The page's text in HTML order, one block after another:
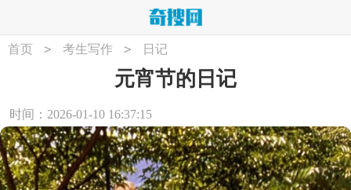
首页 > 考生写作 > 日记
元宵节的日记
时间：2026-01-10 16:37:15